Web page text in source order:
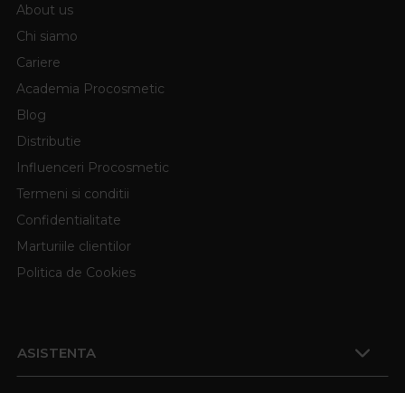
About us
Chi siamo
Cariere
Academia Procosmetic
Blog
Distributie
Influenceri Procosmetic
Termeni si conditii
Confidentialitate
Marturiile clientilor
Politica de Cookies
ASISTENTA